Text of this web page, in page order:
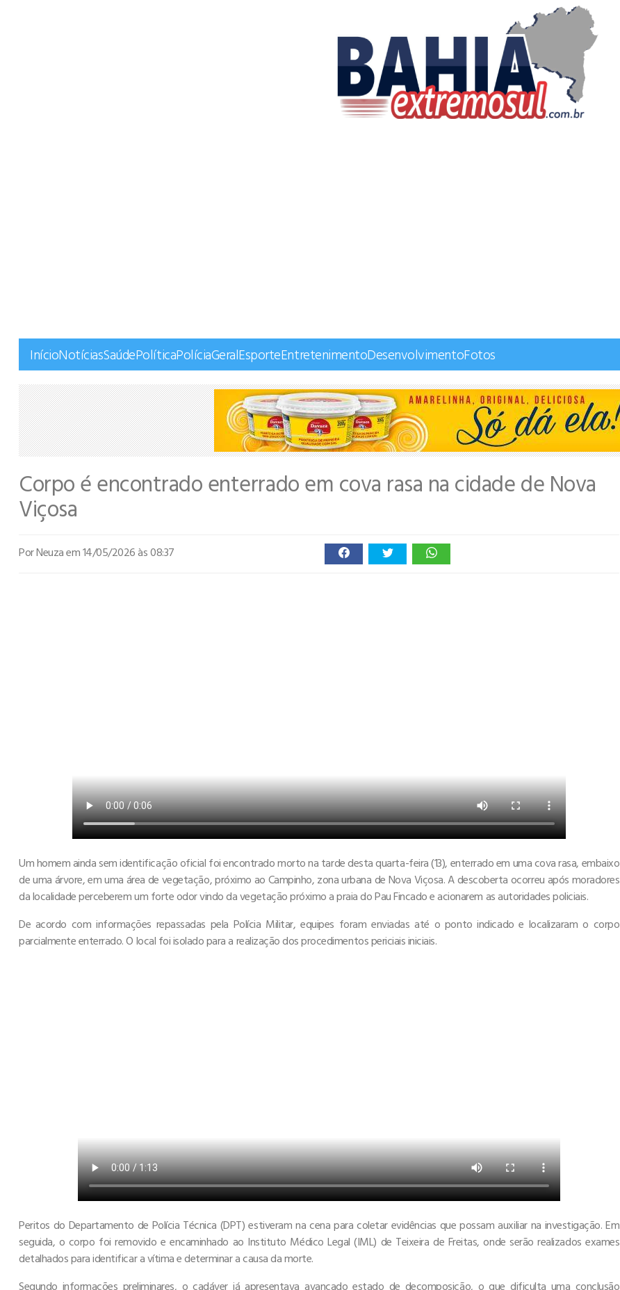
InícioNotíciasSaúdePolíticaPolíciaGeralEsporteEntretenimentoDesenvolvimentoFotos
Corpo é encontrado enterrado em cova rasa na cidade de Nova
Viçosa
Por Neuzaem 14/05/2026 às 08:37
Um homem ainda sem identificação oficial foi encontrado morto na tarde desta quarta-feira (13), enterrado em uma cova rasa, embaixo
de uma árvore, em uma área de vegetação, próximo ao Campinho, zona urbana de Nova Viçosa. A descoberta ocorreu após moradores
da localidade perceberem um forte odor vindo da vegetação próximo a praia do Pau Fincado e acionarem as autoridades policiais.
De acordo com informações repassadas pela Polícia Militar, equipes foram enviadas até o ponto indicado e localizaram o corpo
parcialmente enterrado. O local foi isolado para a realização dos procedimentos periciais iniciais.
Peritos do Departamento de Polícia Técnica (DPT) estiveram na cena para coletar evidências que possam auxiliar na investigação. Em
seguida, o corpo foi removido e encaminhado ao Instituto Médico Legal (IML) de Teixeira de Freitas, onde serão realizados exames
detalhados para identificar a vítima e determinar a causa da morte.
Segundo informações preliminares, o cadáver já apresentava avançado estado de decomposição, o que dificulta uma conclusão